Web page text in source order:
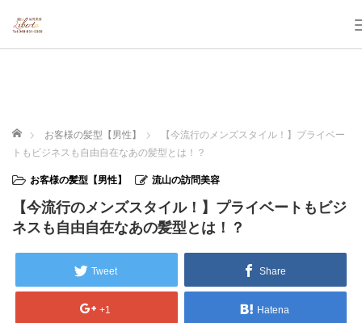
ホーム お客様の髪型【男性】
【今流行のメンズスタイル！】プライベー
トもビジネスも自由自在なあの髪型とは！？
お客様の髪型【男性】 流山の訪問美容
【今流行のメンズスタイル！】プライベートもビジ
ネスも自由自在なあの髪型とは！？
Tweet Share
+1 Hatena